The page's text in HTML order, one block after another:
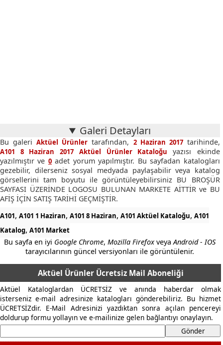
Galeri Detayları
Bu galeriAktüel Ürünler tarafından, 2 Haziran 2017tarihinde,
A101 8 Haziran 2017 Aktüel Ürünler Kataloğuyazısı ekinde
yazılmıştır ve 0adet yorum yapılmıştır. Bu sayfadan katalogları
gezebilir, dilerseniz sosyal medyada paylaşabilir veya katalog
görsellerini tam boyutu ile görüntüleyebilirsiniz BU BROŞÜR
SAYFASI ÜZERİNDE LOGOSU BULUNAN MARKETE AİTTİR ve BU
AFİŞ İÇİN SATIŞ TARİHİ GEÇMİŞTİR.
A101, A101 1 Haziran, A101 8 Haziran, A101 Aktüel Kataloğu, A101
Katalog, A101 Market
Bu sayfa en iyi Google Chrome,Mozilla Firefox veyaAndroid - IOS
tarayıcılarının güncel versiyonları ile görüntülenir.
Aktüel Ürünler Ücretsiz Mail Aboneliği
Aktüel Kataloglardan ÜCRETSİZ ve anında haberdar olmak
isterseniz e-mail adresinize katalogları gönderebiliriz. Bu hizmet
ÜCRETSİZdir. E-Mail Adresinizi yazdıktan sonra açılan pencereyi
doldurup formu yollayın ve e-mailinize gelen bağlantıyı onaylayın.